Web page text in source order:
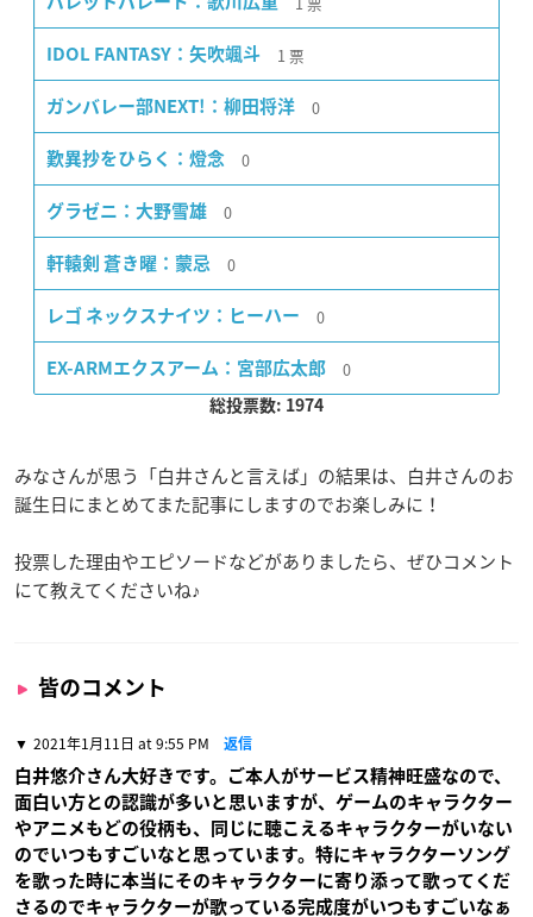
IDOL FANTASY：矢吹颯斗 1 票
ガンバレー部NEXT!：柳田将洋 0
歎異抄をひらく：燈念 0
グラゼニ：大野雪雄 0
軒轅剣 蒼き曜：蒙忌 0
レゴ ネックスナイツ：ヒーハー 0
EX-ARMエクスアーム：宮部広太郎 0
総投票数: 1974
みなさんが思う「白井さんと言えば」の結果は、白井さんのお
誕生日にまとめてまた記事にしますのでお楽しみに！
投票した理由やエピソードなどがありましたら、ぜひコメント
にて教えてくださいね♪
皆のコメント
2021年1月11日 at 9:55 PM 返信
白井悠介さん大好きです。ご本人がサービス精神旺盛なので、
面白い方との認識が多いと思いますが、ゲームのキャラクター
やアニメもどの役柄も、同じに聴こえるキャラクターがいない
のでいつもすごいなと思っています。特にキャラクターソング
を歌った時に本当にそのキャラクターに寄り添って歌ってくだ
さるのでキャラクターが歌っている完成度がいつもすごいなぁ